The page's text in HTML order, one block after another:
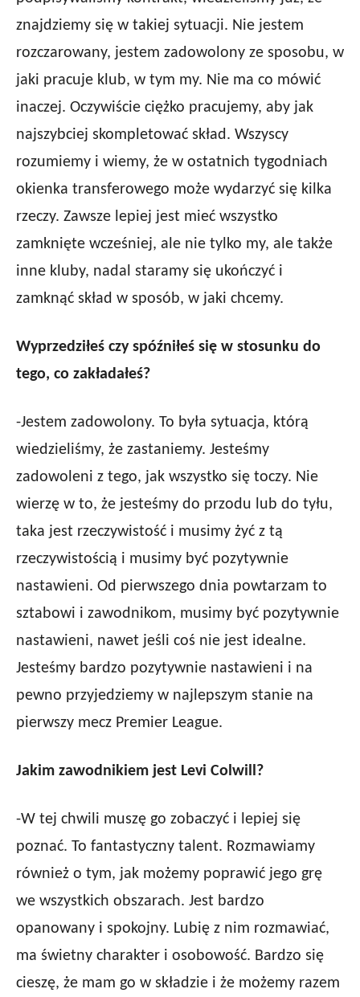
znajdziemy się w takiej sytuacji. Nie jestem
rozczarowany, jestem zadowolony ze sposobu, w
jaki pracuje klub, w tym my. Nie ma co mówić
inaczej. Oczywiście ciężko pracujemy, aby jak
najszybciej skompletować skład. Wszyscy
rozumiemy i wiemy, że w ostatnich tygodniach
okienka transferowego może wydarzyć się kilka
rzeczy. Zawsze lepiej jest mieć wszystko
zamknięte wcześniej, ale nie tylko my, ale także
inne kluby, nadal staramy się ukończyć i
zamknąć skład w sposób, w jaki chcemy.
Wyprzedziłeś czy spóźniłeś się w stosunku do
tego, co zakładałeś?
-Jestem zadowolony. To była sytuacja, którą
wiedzieliśmy, że zastaniemy. Jesteśmy
zadowoleni z tego, jak wszystko się toczy. Nie
wierzę w to, że jesteśmy do przodu lub do tyłu,
taka jest rzeczywistość i musimy żyć z tą
rzeczywistością i musimy być pozytywnie
nastawieni. Od pierwszego dnia powtarzam to
sztabowi i zawodnikom, musimy być pozytywnie
nastawieni, nawet jeśli coś nie jest idealne.
Jesteśmy bardzo pozytywnie nastawieni i na
pewno przyjedziemy w najlepszym stanie na
pierwszy mecz Premier League.
Jakim zawodnikiem jest Levi Colwill?
-W tej chwili muszę go zobaczyć i lepiej się
poznać. To fantastyczny talent. Rozmawiamy
również o tym, jak możemy poprawić jego grę
we wszystkich obszarach. Jest bardzo
opanowany i spokojny. Lubię z nim rozmawiać,
ma świetny charakter i osobowość. Bardzo się
cieszę, że mam go w składzie i że możemy razem